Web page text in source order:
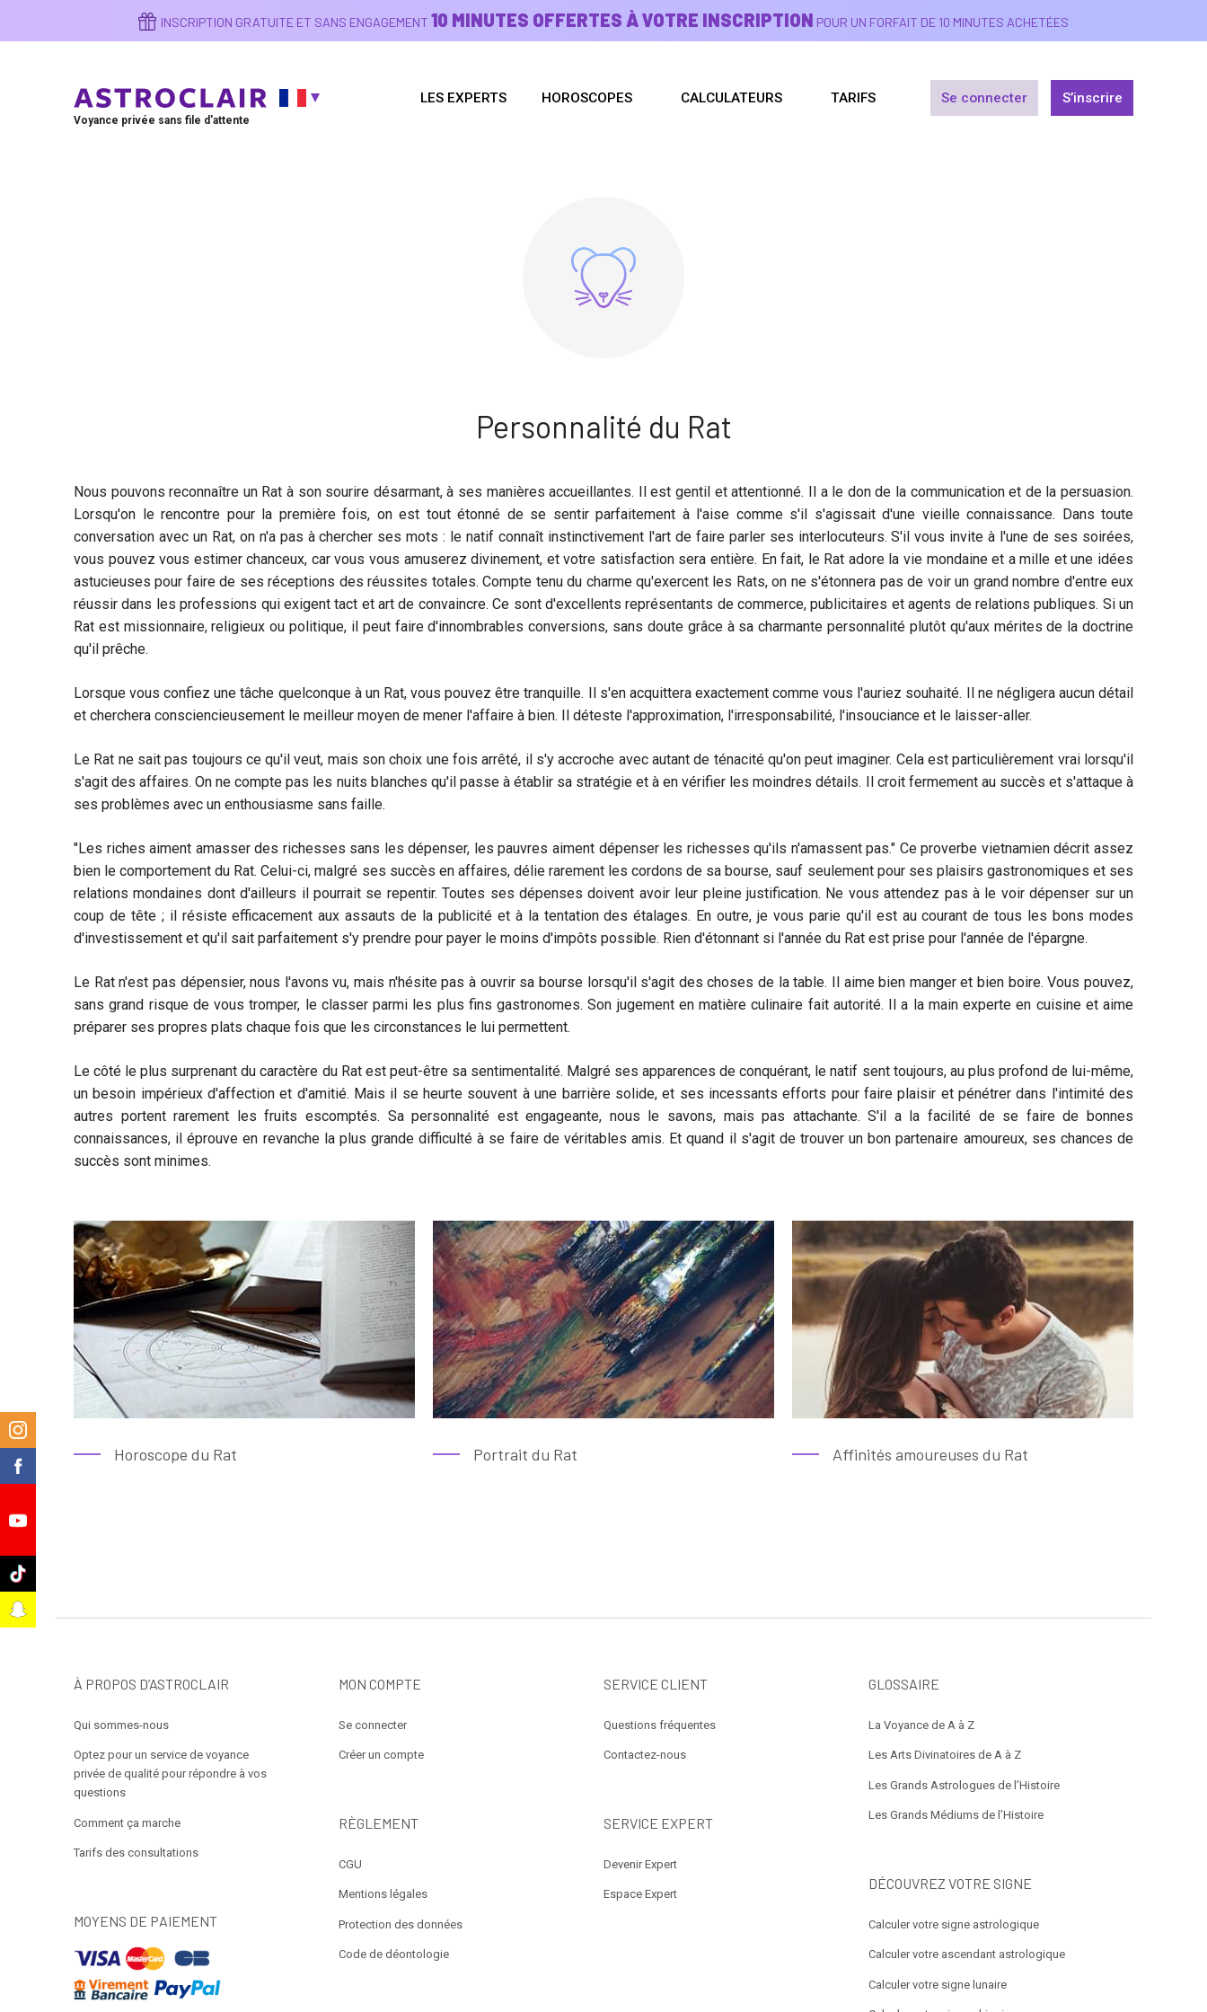
contenu
INSCRIPTION GRATUITE ET SANS ENGAGEMENT 10 MINUTES OFFERTES À VOTRE INSCRIPTION POUR UN FORFAIT DE 10 MINUTES ACHETÉES
Voyance privée sans file d'attente
LES EXPERTS HOROSCOPES CALCULATEURS TARIFS Se connecter S’inscrire
Personnalité du Rat
Nous pouvons reconnaître un Rat à son sourire désarmant, à ses manières accueillantes. Il est gentil et attentionné. Il a le don de la communication et de la persuasion.
Lorsqu'on le rencontre pour la première fois, on est tout étonné de se sentir parfaitement à l'aise comme s'il s'agissait d'une vieille connaissance. Dans toute
conversation avec un Rat, on n'a pas à chercher ses mots : le natif connaît instinctivement l'art de faire parler ses interlocuteurs. S'il vous invite à l'une de ses soirées,
vous pouvez vous estimer chanceux, car vous vous amuserez divinement, et votre satisfaction sera entière. En fait, le Rat adore la vie mondaine et a mille et une idées
astucieuses pour faire de ses réceptions des réussites totales. Compte tenu du charme qu'exercent les Rats, on ne s'étonnera pas de voir un grand nombre d'entre eux
réussir dans les professions qui exigent tact et art de convaincre. Ce sont d'excellents représentants de commerce, publicitaires et agents de relations publiques. Si un
Rat est missionnaire, religieux ou politique, il peut faire d'innombrables conversions, sans doute grâce à sa charmante personnalité plutôt qu'aux mérites de la doctrine
qu'il prêche.
Lorsque vous confiez une tâche quelconque à un Rat, vous pouvez être tranquille. Il s'en acquittera exactement comme vous l'auriez souhaité. Il ne négligera aucun détail
et cherchera consciencieusement le meilleur moyen de mener l'affaire à bien. Il déteste l'approximation, l'irresponsabilité, l'insouciance et le laisser-aller.
Le Rat ne sait pas toujours ce qu'il veut, mais son choix une fois arrêté, il s'y accroche avec autant de ténacité qu'on peut imaginer. Cela est particulièrement vrai lorsqu'il
s'agit des affaires. On ne compte pas les nuits blanches qu'il passe à établir sa stratégie et à en vérifier les moindres détails. Il croit fermement au succès et s'attaque à
ses problèmes avec un enthousiasme sans faille.
"Les riches aiment amasser des richesses sans les dépenser, les pauvres aiment dépenser les richesses qu'ils n'amassent pas." Ce proverbe vietnamien décrit assez
bien le comportement du Rat. Celui-ci, malgré ses succès en affaires, délie rarement les cordons de sa bourse, sauf seulement pour ses plaisirs gastronomiques et ses
relations mondaines dont d'ailleurs il pourrait se repentir. Toutes ses dépenses doivent avoir leur pleine justification. Ne vous attendez pas à le voir dépenser sur un
coup de tête ; il résiste efficacement aux assauts de la publicité et à la tentation des étalages. En outre, je vous parie qu'il est au courant de tous les bons modes
d'investissement et qu'il sait parfaitement s'y prendre pour payer le moins d'impôts possible. Rien d'étonnant si l'année du Rat est prise pour l'année de l'épargne.
Le Rat n'est pas dépensier, nous l'avons vu, mais n'hésite pas à ouvrir sa bourse lorsqu'il s'agit des choses de la table. Il aime bien manger et bien boire. Vous pouvez,
sans grand risque de vous tromper, le classer parmi les plus fins gastronomes. Son jugement en matière culinaire fait autorité. Il a la main experte en cuisine et aime
préparer ses propres plats chaque fois que les circonstances le lui permettent.
Le côté le plus surprenant du caractère du Rat est peut-être sa sentimentalité. Malgré ses apparences de conquérant, le natif sent toujours, au plus profond de lui-même,
un besoin impérieux d'affection et d'amitié. Mais il se heurte souvent à une barrière solide, et ses incessants efforts pour faire plaisir et pénétrer dans l'intimité des
autres portent rarement les fruits escomptés. Sa personnalité est engageante, nous le savons, mais pas attachante. S'il a la facilité de se faire de bonnes
connaissances, il éprouve en revanche la plus grande difficulté à se faire de véritables amis. Et quand il s'agit de trouver un bon partenaire amoureux, ses chances de
succès sont minimes.
Horoscope du Rat Portrait du Rat Affinités amoureuses du Rat
À PROPOS D’ASTROCLAIR
Qui sommes-nous
Optez pour un service de voyance
privée de qualité pour répondre à vos
questions
Comment ça marche
Tarifs des consultations
MOYENS DE PAIEMENT
MON COMPTE
Se connecter
Créer un compte
RÈGLEMENT
CGU
Mentions légales
Protection des données
Code de déontologie
SERVICE CLIENT
Questions fréquentes
Contactez-nous
SERVICE EXPERT
Devenir Expert
Espace Expert
GLOSSAIRE
La Voyance de A à Z
Les Arts Divinatoires de A à Z
Les Grands Astrologues de l’Histoire
Les Grands Médiums de l’Histoire
DÉCOUVREZ VOTRE SIGNE
Calculer votre signe astrologique
Calculer votre ascendant astrologique
Calculer votre signe lunaire